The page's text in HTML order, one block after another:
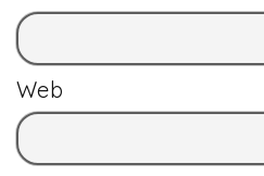
Web